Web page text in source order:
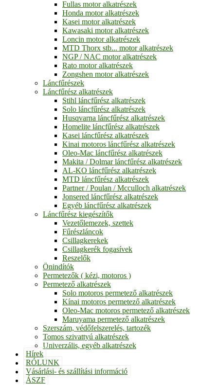
Fullas motor alkatrészek
Honda motor alkatrészek
Kasei motor alkatrészek
Kawasaki motor alkatrészek
Loncin motor alkatrészek
MTD Thorx stb... motor alkatrészek
NGP / NAC motor alkatrészek
Rato motor alkatrészek
Zongshen motor alkatrészek
Láncfűrészek
Láncfűrész alkatrészek
Stihl láncfűrész alkatrészek
Solo láncfűrész alkatrészek
Husqvarna láncfűrész alkatrészek
Homelite láncfűrész alkatrészek
Kasei láncfűrész alkatrészek
Kinai motoros láncfűrész alkatrészek
Oleo-Mac láncfűrész alkatrészek
Makita / Dolmar láncfűrész alkatrészek
AL-KO láncfűrész alkatrészek
MTD láncfűrész alkatrészek
Partner / Poulan / Mcculloch alkatrészek
Jonsered láncfűrész alkatrészek
Egyéb láncfűrész alkatrészek
Láncfűrész kiegészítők
Vezetőlemezek, szettek
Fűrészláncok
Csillagkerekek
Csillagkerék fogasívek
Reszelők
Önindítók
Permetezők ( kézi, motoros )
Permetező alkatrészek
Solo motoros permetező alkatrészek
Kínai motoros permetező alkatrészek
Oleo-Mac motoros permetező alkatrészek
Maruyama permetező alkatrészek
Szerszám, védőfelszerelés, tartozék
Tomos szivattyú alkatrészek
Univerzális, egyéb alkatrészek
Hírek
RÓLUNK
Vásárlási- és szállítási információ
ÁSZF